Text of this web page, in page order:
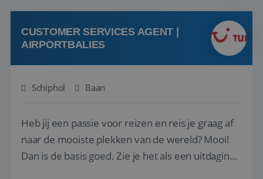
CUSTOMER SERVICES AGENT |
AIRPORTBALIES
Schiphol Baan
Heb jij een passie voor reizen en reis je graag af
naar de mooiste plekken van de wereld? Mooi!
Dan is de basis goed. Zie je het als een uitdaging